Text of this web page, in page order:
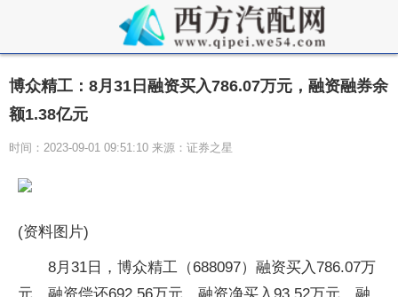
博众精工：8月31日融资买入786.07万元，融资融券余
额1.38亿元
时间：2023-09-01 09:51:10 来源：证券之星
(资料图片)
8月31日，博众精工（688097）融资买入786.07万